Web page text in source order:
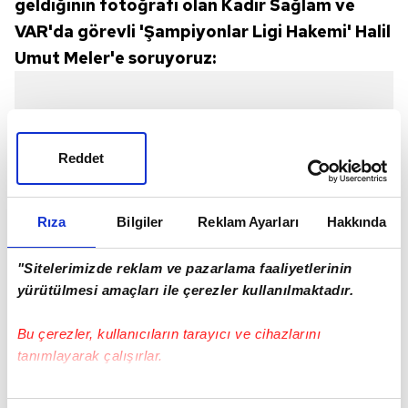
Rıza Bilgiler Reklam Ayarları Hakkında
"Sitelerimizde reklam ve pazarlama faaliyetlerinin
yürütülmesi amaçları ile çerezler kullanılmaktadır.
Bu çerezler, kullanıcıların tarayıcı ve cihazlarını
tanımlayarak çalışırlar.
Bu çerezlere izin vermeniz halinde sizlere özel
Reddet
geldiğinin fotoğrafı olan Kadir Sağlam ve
VAR'da görevli 'Şampiyonlar Ligi Hakemi' Halil
Umut Meler'e soruyoruz: